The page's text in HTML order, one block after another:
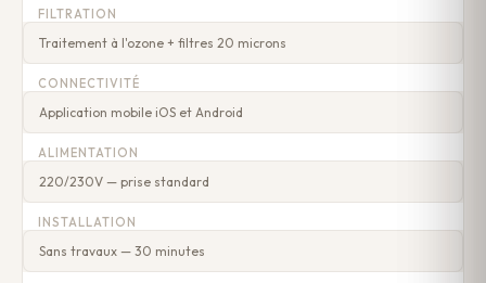
FILTRATION
Traitement à l'ozone + filtres 20 microns
CONNECTIVITÉ
Application mobile iOS et Android
ALIMENTATION
220/230V — prise standard
INSTALLATION
Sans travaux — 30 minutes